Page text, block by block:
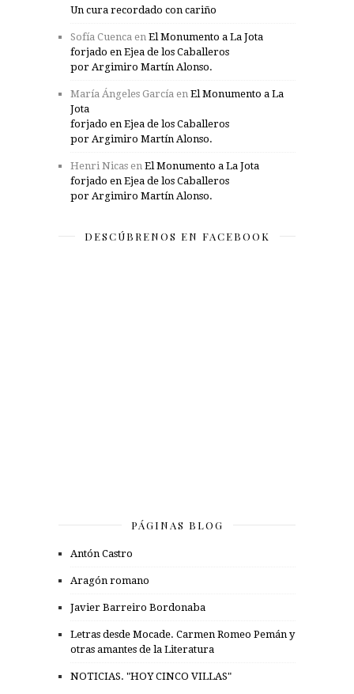
Un cura recordado con cariño
Sofía Cuenca en El Monumento a La Jota
forjado en Ejea de los Caballeros
por Argimiro Martín Alonso.
María Ángeles García en El Monumento a La
Jota
forjado en Ejea de los Caballeros
por Argimiro Martín Alonso.
Henri Nicas en El Monumento a La Jota
forjado en Ejea de los Caballeros
por Argimiro Martín Alonso.
DESCÚBRENOS EN FACEBOOK
PÁGINAS BLOG
Antón Castro
Aragón romano
Javier Barreiro Bordonaba
Letras desde Mocade. Carmen Romeo Pemán y
otras amantes de la Literatura
NOTICIAS. "HOY CINCO VILLAS"